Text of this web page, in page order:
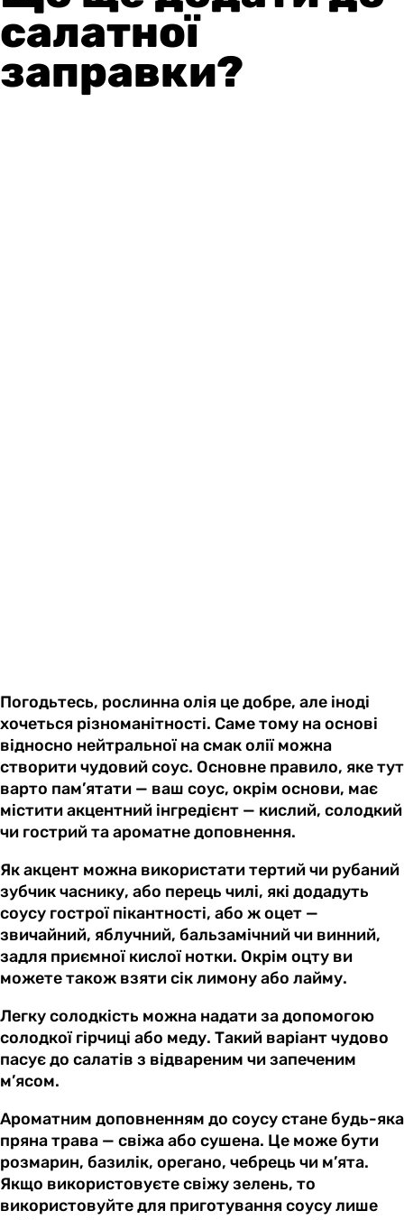
салатної
заправки?
Погодьтесь, рослинна олія це добре, але іноді
хочеться різноманітності. Саме тому на основі
відносно нейтральної на смак олії можна
створити чудовий соус. Основне правило, яке тут
варто пам’ятати — ваш соус, окрім основи, має
містити акцентний інгредієнт — кислий, солодкий
чи гострий та ароматне доповнення.
Як акцент можна використати тертий чи рубаний
зубчик часнику, або перець чилі, які додадуть
соусу гострої пікантності, або ж оцет —
звичайний, яблучний, бальзамічний чи винний,
задля приємної кислої нотки. Окрім оцту ви
можете також взяти сік лимону або лайму.
Легку солодкість можна надати за допомогою
солодкої гірчиці або меду. Такий варіант чудово
пасує до салатів з відвареним чи запеченим
м’ясом.
Ароматним доповненням до соусу стане будь-яка
пряна трава — свіжа або сушена. Це може бути
розмарин, базилік, орегано, чебрець чи м’ята.
Якщо використовуєте свіжу зелень, то
використовуйте для приготування соусу лише